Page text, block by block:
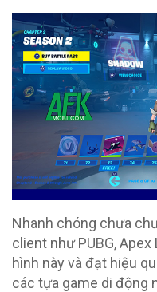
Nhanh chóng chưa
client như PUBG,
hình này và đạt hiệu
các tựa game di động